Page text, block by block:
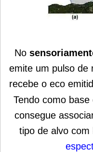
No
emite um pulso de
recebe o eco
Tendo como
consegue
tipo de alvo com